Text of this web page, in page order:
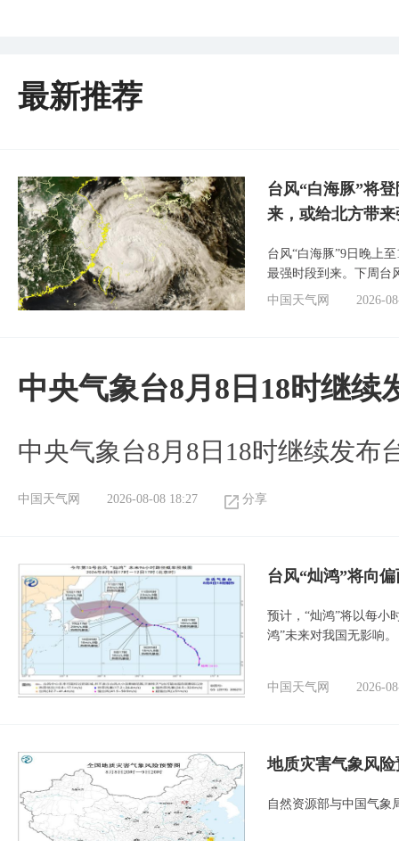
最新推荐
台风“白海豚”将
来，或给北方带
台风“白海豚”9日晚上
最强时段到来。下周台
中国天气网
2026-
中央气象台8月8日18时继续
中央气象台8月8日18时继续发布
中国天气网 2026-08-08 18:27 分享
台风“灿鸿”将向
预计，“灿鸿”将以每小
鸿”未来对我国无影响。
中国天气网 2026-
地质灾害气象风
自然资源部与中国气象